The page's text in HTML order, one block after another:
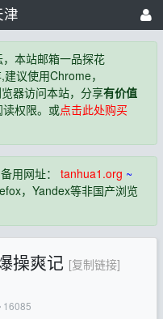
津
本站邮箱一品探花
议使用Chrome，
器访问本站，分享有价值
权限。或点击此处购买
用网址： tanhua1.org ~
，Yandex等非国产浏览
操爽记 [复制链接]
16085